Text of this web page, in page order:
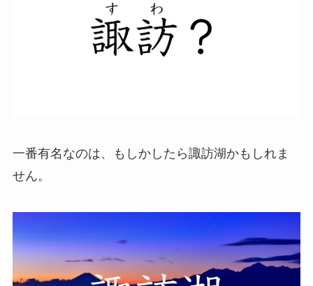
一番有名なのは、もしかしたら諏訪湖かもしれま
せん。